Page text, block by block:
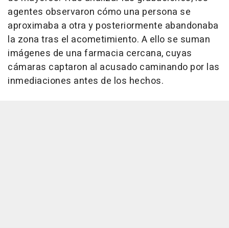
agentes observaron cómo una persona se
aproximaba a otra y posteriormente abandonaba
la zona tras el acometimiento. A ello se suman
imágenes de una farmacia cercana, cuyas
cámaras captaron al acusado caminando por las
inmediaciones antes de los hechos.